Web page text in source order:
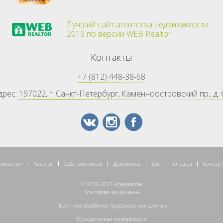
Лучший сайт агентства недвижимости
2019 по версии WEB Realtor
Контакты
+7 (812) 448-38-68
197022, г. Санкт-Петербург, Каменноостровский пр., д.
Каталог Собственникам Документы Блог Отзывы
© 2012-2021 Арендафон
Все права защищены
Политика обработки персональных данных
Юридическая информация